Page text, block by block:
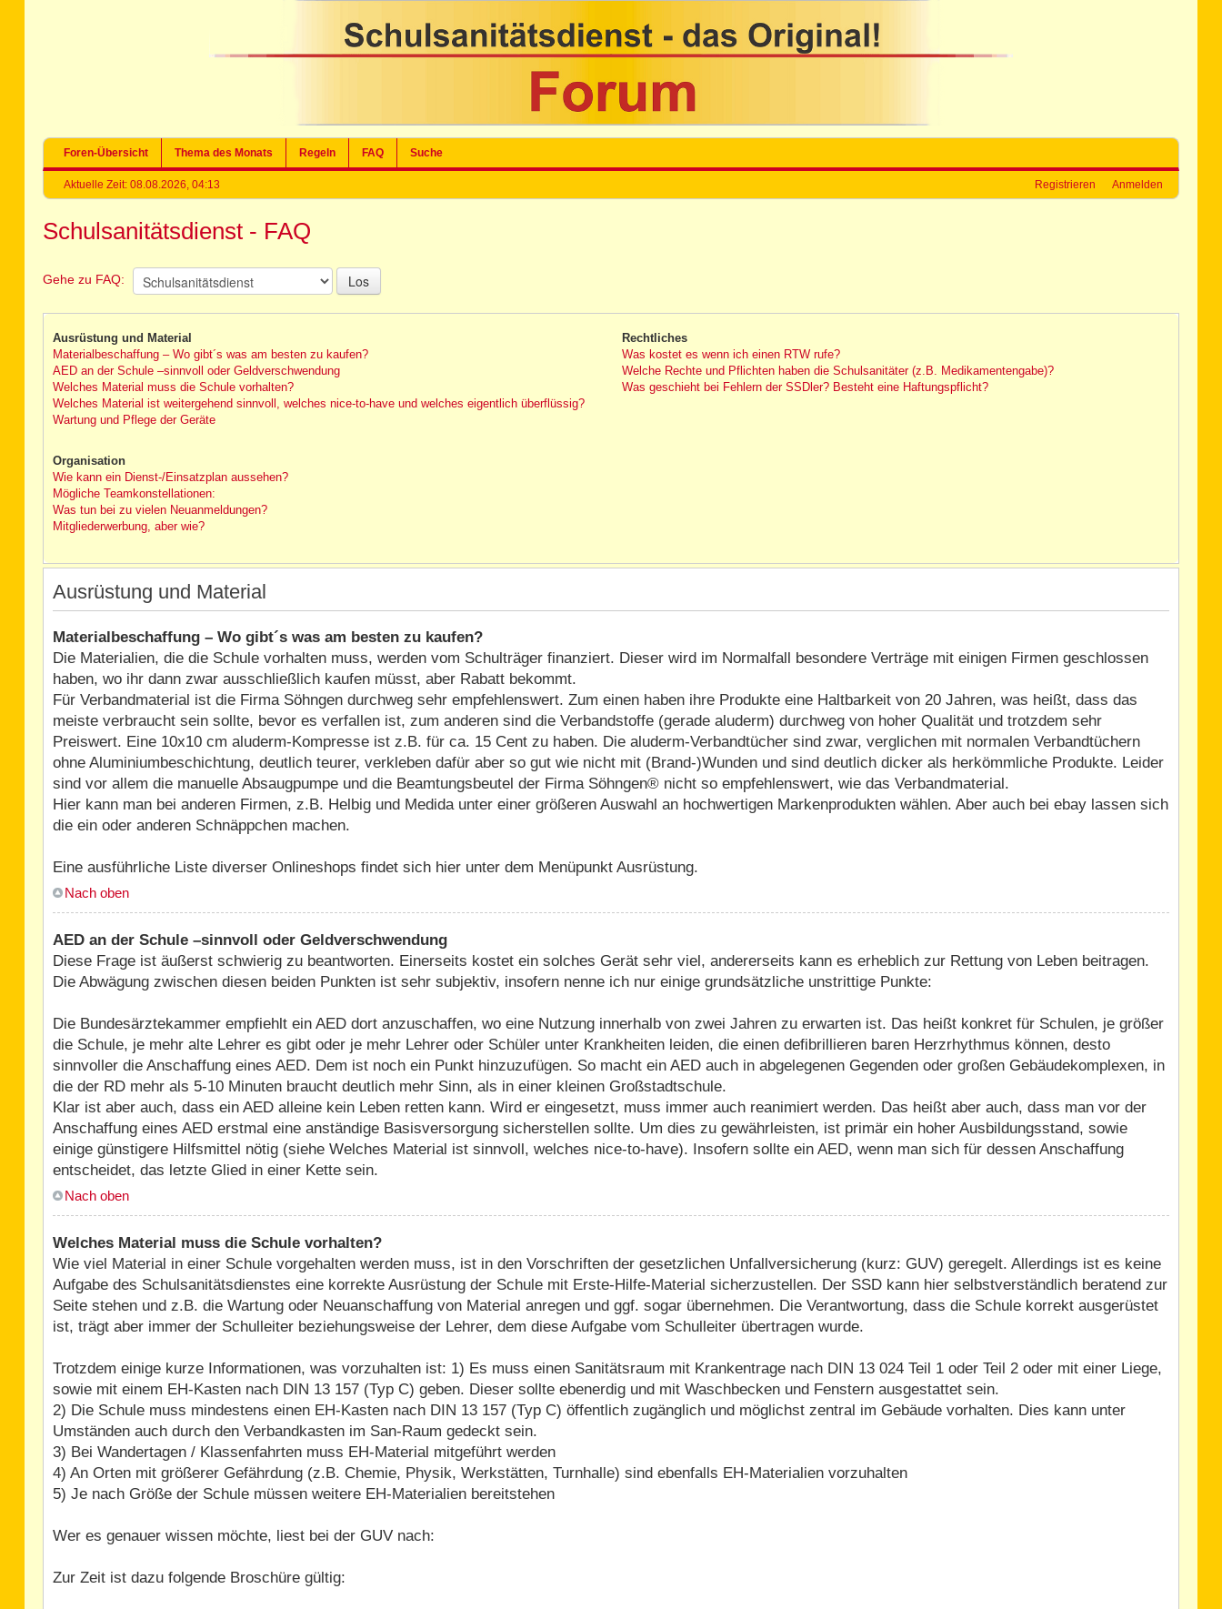
Foren-Übersicht Thema des Monats Regeln FAQ Suche
Aktuelle Zeit: 08.08.2026, 04:13 Registrieren Anmelden
Schulsanitätsdienst - FAQ
Gehe zu FAQ:
Ausrüstung und Material
Materialbeschaffung – Wo gibt´s was am besten zu kaufen?
AED an der Schule –sinnvoll oder Geldverschwendung
Welches Material muss die Schule vorhalten?
Welches Material ist weitergehend sinnvoll, welches nice-to-have und welches eigentlich überflüssig?
Wartung und Pflege der Geräte
Organisation
Wie kann ein Dienst-/Einsatzplan aussehen?
Mögliche Teamkonstellationen:
Was tun bei zu vielen Neuanmeldungen?
Mitgliederwerbung, aber wie?
Rechtliches
Was kostet es wenn ich einen RTW rufe?
Welche Rechte und Pflichten haben die Schulsanitäter (z.B. Medikamentengabe)?
Was geschieht bei Fehlern der SSDler? Besteht eine Haftungspflicht?
Ausrüstung und Material
Materialbeschaffung – Wo gibt´s was am besten zu kaufen?
Die Materialien, die die Schule vorhalten muss, werden vom Schulträger finanziert. Dieser wird im Normalfall besondere Verträge mit einigen Firmen geschlossen
haben, wo ihr dann zwar ausschließlich kaufen müsst, aber Rabatt bekommt.
Für Verbandmaterial ist die Firma Söhngen durchweg sehr empfehlenswert. Zum einen haben ihre Produkte eine Haltbarkeit von 20 Jahren, was heißt, dass das
meiste verbraucht sein sollte, bevor es verfallen ist, zum anderen sind die Verbandstoffe (gerade aluderm) durchweg von hoher Qualität und trotzdem sehr
Preiswert. Eine 10x10 cm aluderm-Kompresse ist z.B. für ca. 15 Cent zu haben. Die aluderm-Verbandtücher sind zwar, verglichen mit normalen Verbandtüchern
ohne Aluminiumbeschichtung, deutlich teurer, verkleben dafür aber so gut wie nicht mit (Brand-)Wunden und sind deutlich dicker als herkömmliche Produkte. Leider
sind vor allem die manuelle Absaugpumpe und die Beamtungsbeutel der Firma Söhngen® nicht so empfehlenswert, wie das Verbandmaterial.
Hier kann man bei anderen Firmen, z.B. Helbig und Medida unter einer größeren Auswahl an hochwertigen Markenprodukten wählen. Aber auch bei ebay lassen sich
die ein oder anderen Schnäppchen machen.
Eine ausführliche Liste diverser Onlineshops findet sich hier unter dem Menüpunkt Ausrüstung.
Nach oben
AED an der Schule –sinnvoll oder Geldverschwendung
Diese Frage ist äußerst schwierig zu beantworten. Einerseits kostet ein solches Gerät sehr viel, andererseits kann es erheblich zur Rettung von Leben beitragen.
Die Abwägung zwischen diesen beiden Punkten ist sehr subjektiv, insofern nenne ich nur einige grundsätzliche unstrittige Punkte:
Die Bundesärztekammer empfiehlt ein AED dort anzuschaffen, wo eine Nutzung innerhalb von zwei Jahren zu erwarten ist. Das heißt konkret für Schulen, je größer
die Schule, je mehr alte Lehrer es gibt oder je mehr Lehrer oder Schüler unter Krankheiten leiden, die einen defibrillieren baren Herzrhythmus können, desto
sinnvoller die Anschaffung eines AED. Dem ist noch ein Punkt hinzuzufügen. So macht ein AED auch in abgelegenen Gegenden oder großen Gebäudekomplexen, in
die der RD mehr als 5-10 Minuten braucht deutlich mehr Sinn, als in einer kleinen Großstadtschule.
Klar ist aber auch, dass ein AED alleine kein Leben retten kann. Wird er eingesetzt, muss immer auch reanimiert werden. Das heißt aber auch, dass man vor der
Anschaffung eines AED erstmal eine anständige Basisversorgung sicherstellen sollte. Um dies zu gewährleisten, ist primär ein hoher Ausbildungsstand, sowie
einige günstigere Hilfsmittel nötig (siehe Welches Material ist sinnvoll, welches nice-to-have). Insofern sollte ein AED, wenn man sich für dessen Anschaffung
entscheidet, das letzte Glied in einer Kette sein.
Nach oben
Welches Material muss die Schule vorhalten?
Wie viel Material in einer Schule vorgehalten werden muss, ist in den Vorschriften der gesetzlichen Unfallversicherung (kurz: GUV) geregelt. Allerdings ist es keine
Aufgabe des Schulsanitätsdienstes eine korrekte Ausrüstung der Schule mit Erste-Hilfe-Material sicherzustellen. Der SSD kann hier selbstverständlich beratend zur
Seite stehen und z.B. die Wartung oder Neuanschaffung von Material anregen und ggf. sogar übernehmen. Die Verantwortung, dass die Schule korrekt ausgerüstet
ist, trägt aber immer der Schulleiter beziehungsweise der Lehrer, dem diese Aufgabe vom Schulleiter übertragen wurde.
Trotzdem einige kurze Informationen, was vorzuhalten ist: 1) Es muss einen Sanitätsraum mit Krankentrage nach DIN 13 024 Teil 1 oder Teil 2 oder mit einer Liege,
sowie mit einem EH-Kasten nach DIN 13 157 (Typ C) geben. Dieser sollte ebenerdig und mit Waschbecken und Fenstern ausgestattet sein.
2) Die Schule muss mindestens einen EH-Kasten nach DIN 13 157 (Typ C) öffentlich zugänglich und möglichst zentral im Gebäude vorhalten. Dies kann unter
Umständen auch durch den Verbandkasten im San-Raum gedeckt sein.
3) Bei Wandertagen / Klassenfahrten muss EH-Material mitgeführt werden
4) An Orten mit größerer Gefährdung (z.B. Chemie, Physik, Werkstätten, Turnhalle) sind ebenfalls EH-Materialien vorzuhalten
5) Je nach Größe der Schule müssen weitere EH-Materialien bereitstehen
Wer es genauer wissen möchte, liest bei der GUV nach:
Zur Zeit ist dazu folgende Broschüre gültig: